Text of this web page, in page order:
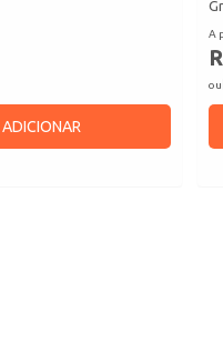
ADICIONAR
A
ou